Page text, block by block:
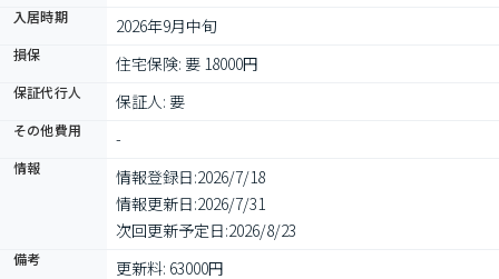
入居時期 2026年9月中旬
損保 住宅保険: 要 18000円
保証代行人 保証人: 要
その他費用 -
情報 情報登録日:2026/7/18
情報更新日:2026/7/31
次回更新予定日:2026/8/23
備考
更新料: 63000円